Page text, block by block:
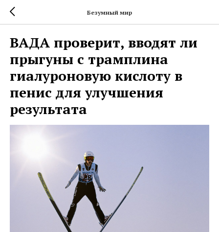
Безумный мир
ВАДА проверит, вводят ли
прыгуны с трамплина
гиалуроновую кислоту в
пенис для улучшения
результата